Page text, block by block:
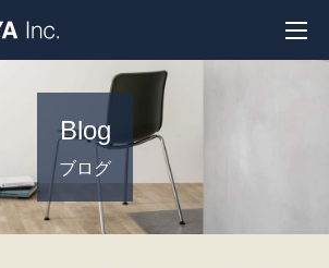
Blog
ブログ